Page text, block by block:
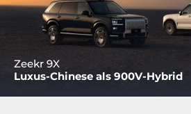
Zeekr 9X
Luxus-Chinese als 900V-Hybrid